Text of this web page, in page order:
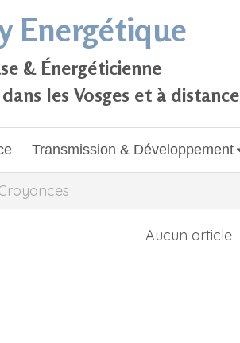
Energétique
& Énergéticienne
les Vosges et à distance
Transmission & Développement
Aucun article